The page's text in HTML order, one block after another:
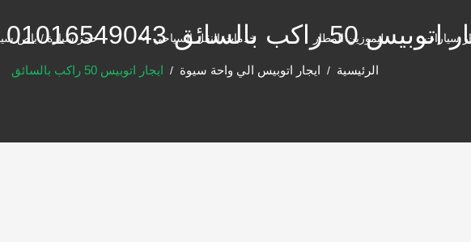
سيارات ليموزين المطار خدمات النقل السياحي حجز سيارة / باص 50 راكب بالسائق 01016549043 الدولية كار
الرئيسية ايجار اتوبيس الي واحة سيوة ايجار اتوبيس 50 راكب بالسائق